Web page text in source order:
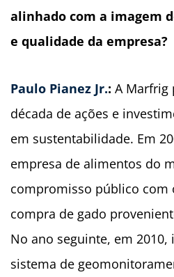
alinhado com a imagem
e qualidade da empresa?
Paulo Pianez Jr.: A Marfrig
década de ações e
em sustentabilidade. Em
empresa de alimentos do
compromisso público com
compra de gado
No ano seguinte, em
sistema de